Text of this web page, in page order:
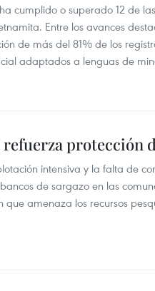
cumplido o superado 12 de
Entre los avances
de más del 81% de los
adaptados a lenguas de
protección
intensiva y la falta de
de sargazo en las
amenaza los recursos